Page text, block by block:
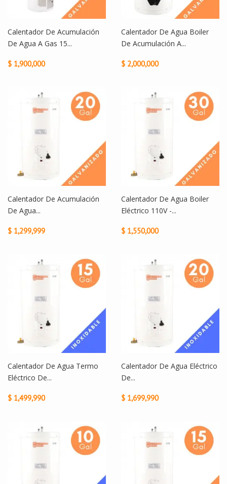
Calentador De Acumulación
De Agua A Gas 15...
$ 1,900,000
Calentador De Agua Boiler
De Acumulación A...
$ 2,000,000
Calentador De Acumulación
De Agua...
$ 1,299,999
Calentador De Agua Boiler
Eléctrico 110V -...
$ 1,550,000
Calentador De Agua Termo
Eléctrico De...
$ 1,499,990
Calentador De Agua Eléctrico
De...
$ 1,699,990